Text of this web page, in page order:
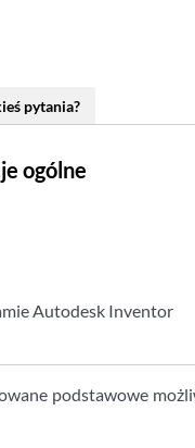
pytania?
ogólne
Autodesk Inventor
podstawowe